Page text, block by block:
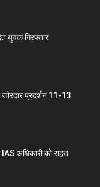
युवक गिरफ्तार
जोरदार प्रदर्शन 11-13
अधिकारी को राहत